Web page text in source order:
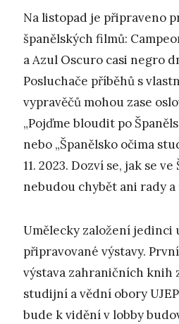
Na listopad je připraveno
španělských filmů:
a Azul Oscuro casi negro
Posluchače příběhů s
vypravěčů mohou zase
„Pojďme bloudit po
nebo „Španělsko očima
11. 2023. Dozví se, jak se
nebudou chybět ani rady
Umělecky založení jedinci
připravované výstavy.
výstava zahraničních knih
studijní a vědní obory
bude k vidění v lobby